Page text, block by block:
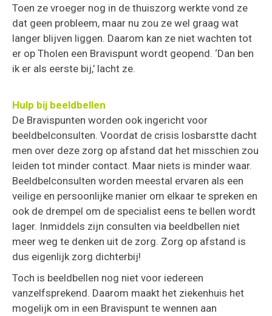
Toen ze vroeger nog in de thuiszorg werkte vond ze
dat geen probleem, maar nu zou ze wel graag wat
langer blijven liggen. Daarom kan ze niet wachten tot
er op Tholen een Bravispunt wordt geopend. ‘Dan ben
ik er als eerste bij,’ lacht ze.
Hulp bij beeldbellen
De Bravispunten worden ook ingericht voor
beeldbelconsulten. Voordat de crisis losbarstte dacht
men over deze zorg op afstand dat het misschien zou
leiden tot minder contact. Maar niets is minder waar.
Beeldbelconsulten worden meestal ervaren als een
veilige en persoonlijke manier om elkaar te spreken en
ook de drempel om de specialist eens te bellen wordt
lager. Inmiddels zijn consulten via beeldbellen niet
meer weg te denken uit de zorg. Zorg op afstand is
dus eigenlijk zorg dichterbij!
Toch is beeldbellen nog niet voor iedereen
vanzelfsprekend. Daarom maakt het ziekenhuis het
mogelijk om in een Bravispunt te wennen aan